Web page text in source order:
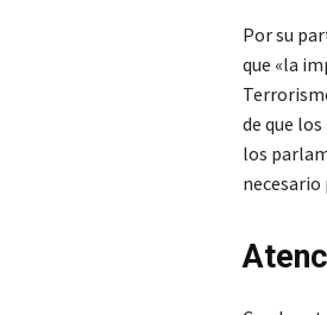
Por su
que «la
de que
los
necesario